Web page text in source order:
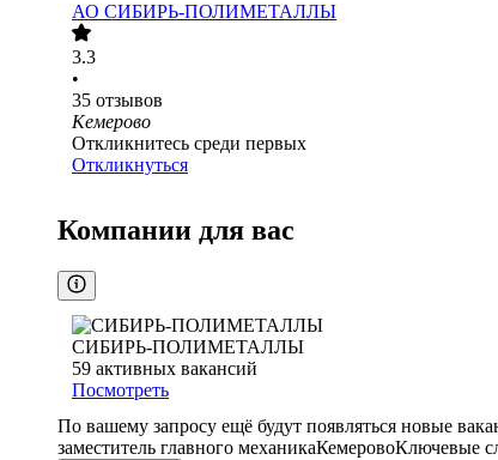
АО СИБИРЬ-ПОЛИМЕТАЛЛЫ
3.3
•
35 отзывов
Кемерово
Откликнитесь среди первых
Откликнуться
Компании для вас
СИБИРЬ-ПОЛИМЕТАЛЛЫ
59 активных вакансий
Посмотреть
По вашему запросу ещё будут появляться новые
заместитель главного механикаКемеровоКлючевые